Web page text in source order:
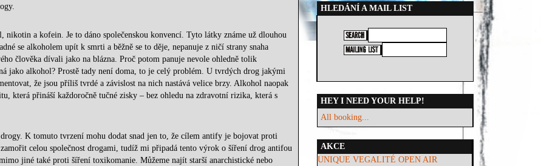
nikotin a kofein. Je to dáno společenskou konvencí. Tyto látky známe už dlouhou
se alkoholem upít k smrti a běžně se to děje, nepanuje z ničí strany snaha
člověka dívali jako na blázna. Proč potom panuje nevole ohledně tolik
jako alkohol? Prostě tady není doma, to je celý problém. U tvrdých drog jakými
že jsou příliš tvrdé a závislost na nich nastává velice brzy. Alkohol naopak
která přináší každoročně tučné zisky – bez ohledu na zdravotní rizika, která s
K tomuto tvrzení mohu dodat snad jen to, že cílem antify je bojovat proti
celou společnost drogami, tudíž mi připadá tento výrok o šíření drog antifou
jiné také proti šíření toxikomanie. Můžeme najít starší anarchistické nebo
HLEDÁNÍ A MAIL LIST
HEY I NEED YOUR HELP!
All booking...
AKCE
UNIQUE VEGALITÉ OPEN AIR